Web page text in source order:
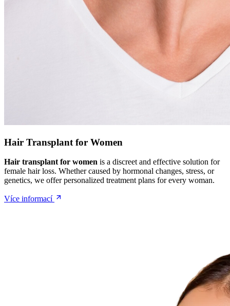
Hair Transplant for Women
Hair transplant for women is a discreet and effective solution for
female hair loss. Whether caused by hormonal changes, stress, or
genetics, we offer personalized treatment plans for every woman.
Více informací